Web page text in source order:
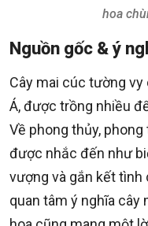
hoa
Nguồn gốc & ý
Cây mai cúc tường
Á, được trồng nhiều
Về phong thủy,
được nhắc đến như
vượng và gắn kết tình
quan tâm ý nghĩa cây